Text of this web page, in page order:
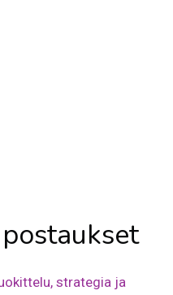
strategia ja